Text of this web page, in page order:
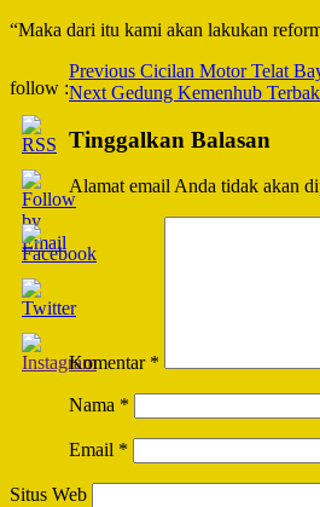
“Maka dari itu kami akan lakukan
follow :
Post
Navigation
Previous Cicilan Motor Telat
Next Gedung Kemenhub
Tinggalkan Balasan
Alamat email Anda tidak akan
Komentar *
Nama *
Email *
Situs Web